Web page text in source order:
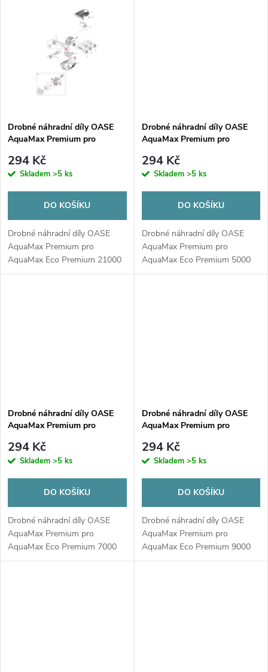
Drobné náhradní díly OASE
AquaMax Premium pro
294 Kč
Skladem >5 ks
DO KOŠÍKU
Drobné náhradní díly OASE
AquaMax Premium pro
AquaMax Eco Premium 21000
- hadicové koncovky, těsnění a
Drobné náhradní díly OASE
AquaMax Premium pro
294 Kč
Skladem >5 ks
DO KOŠÍKU
Drobné náhradní díly OASE
AquaMax Premium pro
AquaMax Eco Premium 5000
Drobné náhradní díly OASE
AquaMax Premium pro
294 Kč
Skladem >5 ks
DO KOŠÍKU
Drobné náhradní díly OASE
AquaMax Premium pro
AquaMax Eco Premium 7000
Drobné náhradní díly OASE
AquaMax Premium pro
294 Kč
Skladem >5 ks
DO KOŠÍKU
Drobné náhradní díly OASE
AquaMax Premium pro
AquaMax Eco Premium 9000